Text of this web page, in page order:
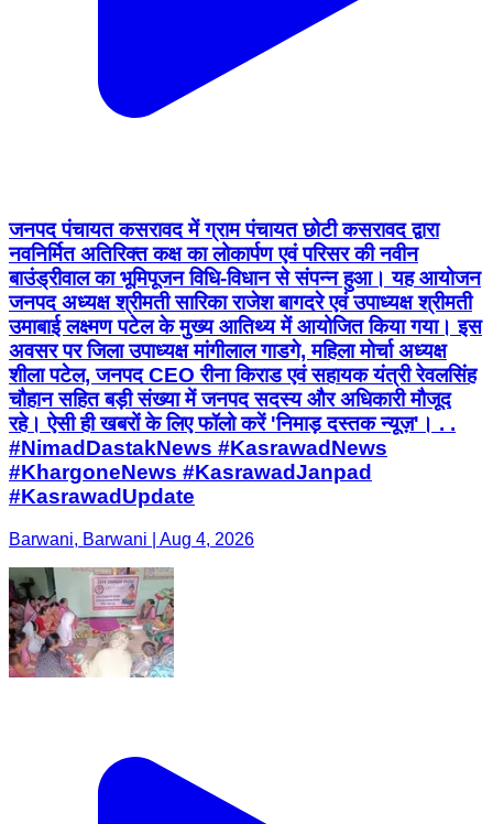
जनपद पंचायत कसरावद में ग्राम पंचायत छोटी कसरावद द्वारा
नवनिर्मित अतिरिक्त कक्ष का लोकार्पण एवं परिसर की नवीन
बाउंड्रीवाल का भूमिपूजन विधि-विधान से संपन्न हुआ। यह आयोजन
जनपद अध्यक्ष श्रीमती सारिका राजेश बागदरे एवं उपाध्यक्ष श्रीमती
उमाबाई लक्ष्मण पटेल के मुख्य आतिथ्य में आयोजित किया गया। इस
अवसर पर जिला उपाध्यक्ष मांगीलाल गाडगे, महिला मोर्चा अध्यक्ष
शीला पटेल, जनपद CEO रीना किराड एवं सहायक यंत्री रेवलसिंह
चौहान सहित बड़ी संख्या में जनपद सदस्य और अधिकारी मौजूद
रहे। ऐसी ही खबरों के लिए फॉलो करें 'निमाड़ दस्तक न्यूज़'। . .
#NimadDastakNews #KasrawadNews
#KhargoneNews #KasrawadJanpad
#KasrawadUpdate
Barwani, Barwani | Aug 4, 2026